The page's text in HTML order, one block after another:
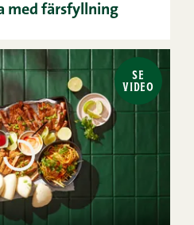
med färsfyllning
SE
VIDEO